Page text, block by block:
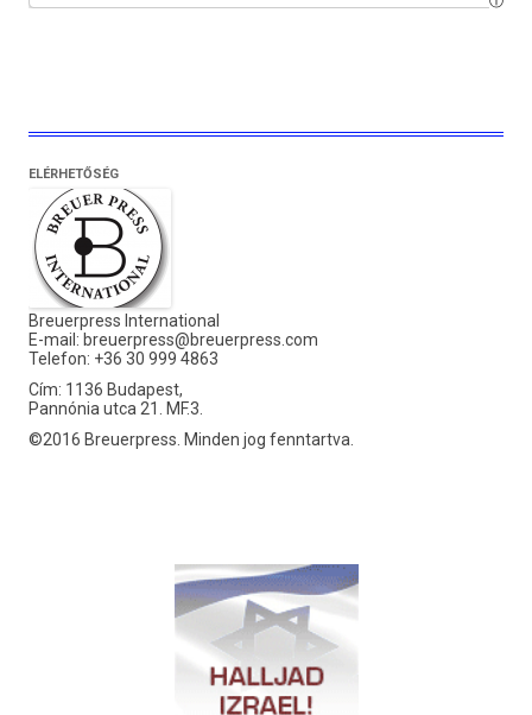
ELÉRHETŐSÉG
Breuerpress International
E-mail: breuerpress@breuerpress.com
Telefon: +36 30 999 4863
Cím: 1136 Budapest,
Pannónia utca 21. MF.3.
©2016 Breuerpress. Minden jog fenntartva.